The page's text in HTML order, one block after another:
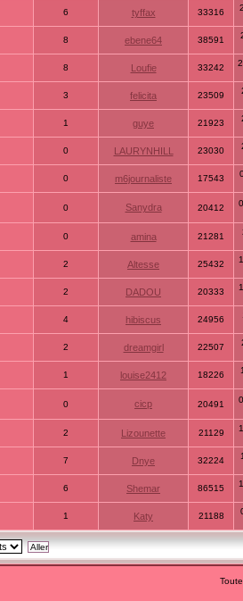
6 tyffax 33316
8 ebene64 38591
8 Loufie 33242
3 felicita 23509
1 guye 21923
0 LAURYNHILL 23030
0 m6journaliste 17543
0 Sanydra 20412
0 amina 21281
2 Altesse 25432
2 DADOU 20333
4 hibiscus 24956
2 dreamgirl 22507
1 louise2412 18226
0 cicp 20491
2 Lizounette 21129
7 Dnye 32224
6 Shemar 86515
1 Katy 21188